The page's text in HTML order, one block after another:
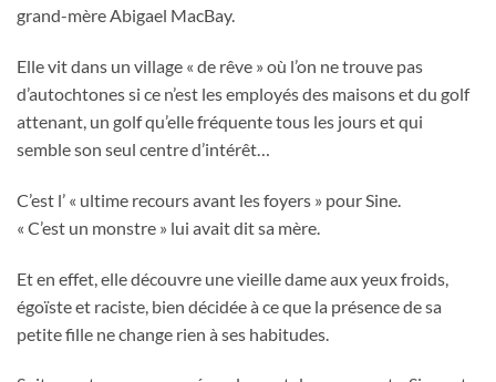
grand-mère Abigael MacBay.
Elle vit dans un village « de rêve » où l’on ne trouve pas
d’autochtones si ce n’est les employés des maisons et du golf
attenant, un golf qu’elle fréquente tous les jours et qui
semble son seul centre d’intérêt…
C’est l’ « ultime recours avant les foyers » pour Sine.
« C’est un monstre » lui avait dit sa mère.
Et en effet, elle découvre une vieille dame aux yeux froids,
égoïste et raciste, bien décidée à ce que la présence de sa
petite fille ne change rien à ses habitudes.